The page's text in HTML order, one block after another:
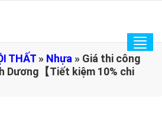
THẤT » Nhựa » Giá thi công
Dương【Tiết kiệm 10% chi